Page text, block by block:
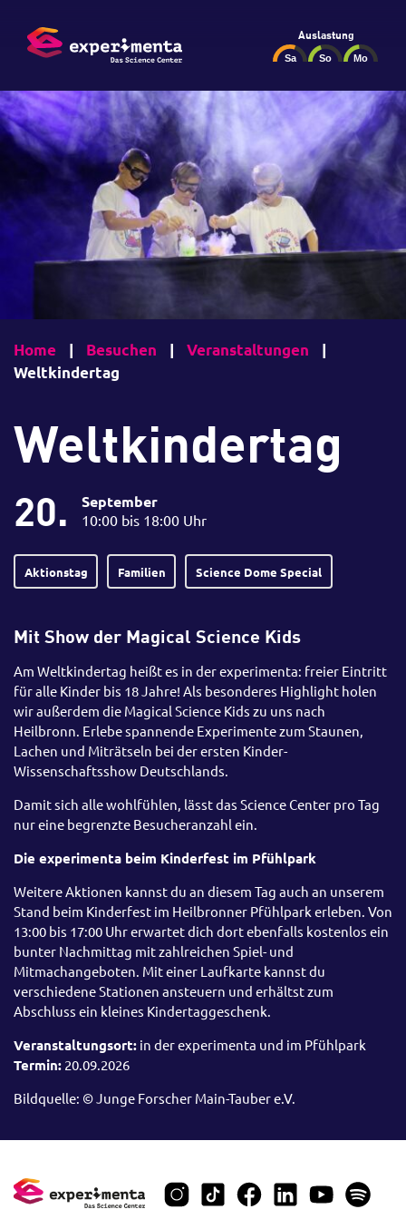
Auslastung
Home | Besuchen | Veranstaltungen
|
Weltkindertag
Weltkindertag
20. September
10:00 bis 18:00 Uhr
Aktionstag Familien Science Dome Special
Mit Show der Magical Science Kids
Am Weltkindertag heißt es in der experimenta: freier Eintritt
für alle Kinder bis 18 Jahre! Als besonderes Highlight holen
wir außerdem die Magical Science Kids zu uns nach
Heilbronn. Erlebe spannende Experimente zum Staunen,
Lachen und Miträtseln bei der ersten Kinder-
Wissenschaftsshow Deutschlands.
Damit sich alle wohlfühlen, lässt das Science Center pro Tag
nur eine begrenzte Besucheranzahl ein.
Die experimenta beim Kinderfest im Pfühlpark
Weitere Aktionen kannst du an diesem Tag auch an unserem
Stand beim Kinderfest im Heilbronner Pfühlpark erleben. Von
13:00 bis 17:00 Uhr erwartet dich dort ebenfalls kostenlos ein
bunter Nachmittag mit zahlreichen Spiel- und
Mitmachangeboten. Mit einer Laufkarte kannst du
verschiedene Stationen ansteuern und erhältst zum
Abschluss ein kleines Kindertaggeschenk.
Veranstaltungsort: in der experimenta und im Pfühlpark
Termin: 20.09.2026
Bildquelle: © Junge Forscher Main-Tauber e.V.